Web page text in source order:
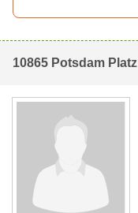
10865 Potsdam Platz